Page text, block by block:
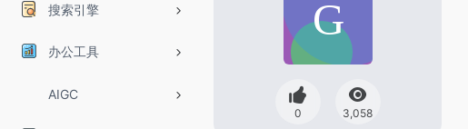
搜索引擎
办公工具
AIGC
0 3,058